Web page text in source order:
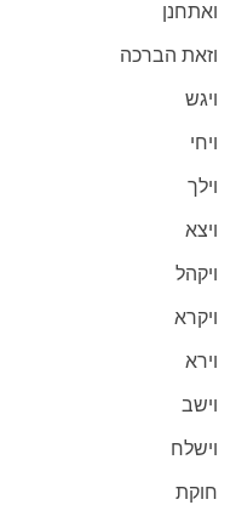
ואתחנן
וזאת הברכה
ויגש
ויחי
וילך
ויצא
ויקהל
ויקרא
וירא
וישב
וישלח
חוקת